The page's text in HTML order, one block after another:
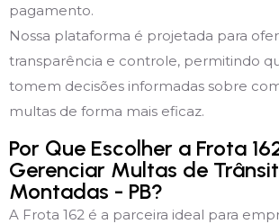
pagamento.
Nossa plataforma é projetada para
transparência e controle, permitindo
tomem decisões informadas sobre
multas de forma mais eficaz.
Por Que Escolher a Frota
Gerenciar Multas de
Montadas - PB?
A Frota 162 é a parceira ideal para